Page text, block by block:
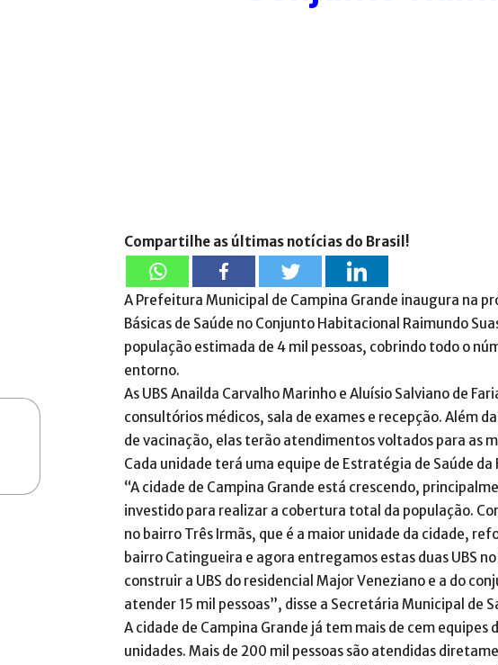
Compartilhe as últimas notícias do Brasil!
A Prefeitura Municipal de Campina Grande inaugura na
Básicas de Saúde no Conjunto Habitacional Raimundo
população estimada de 4 mil pessoas, cobrindo todo o
entorno.
As UBS Anailda Carvalho Marinho e Aluísio Salviano de
consultórios médicos, sala de exames e recepção. Além
de vacinação, elas terão atendimentos voltados para as
Cada unidade terá uma equipe de Estratégia de Saúde da
“A cidade de Campina Grande está crescendo,
investido para realizar a cobertura total da população.
no bairro Três Irmãs, que é a maior unidade da cidade,
bairro Catingueira e agora entregamos estas duas UBS
construir a UBS do residencial Major Veneziano e a do
atender 15 mil pessoas”, disse a Secretária Municipal de
A cidade de Campina Grande já tem mais de cem equipes
unidades. Mais de 200 mil pessoas são atendidas